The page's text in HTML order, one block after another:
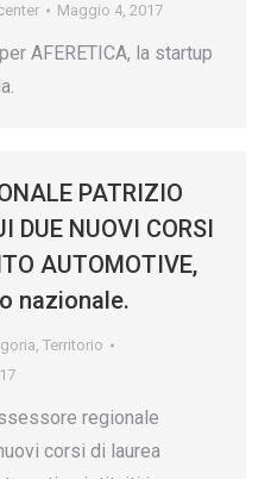
Maggio 4, 2017
AFERETICA, la startup
PATRIZIO
DUE NUOVI CORSI
AUTOMOTIVE,
nazionale.
, Territorio
regionale
corsi di laurea